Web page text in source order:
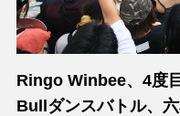
Ringo Winbee、4度
Bullダンスバトル、